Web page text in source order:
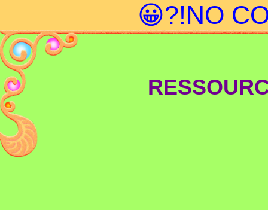
😀?!NO